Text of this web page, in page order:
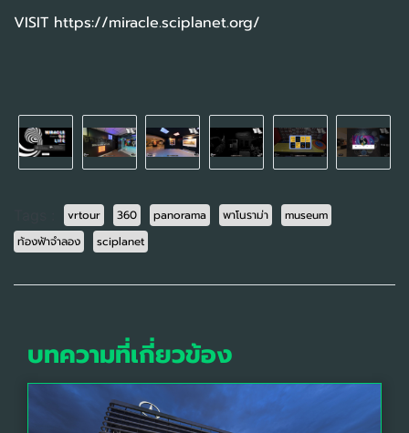
VISIT https://miracle.sciplanet.org/
vrtour 360 panorama พาโนราม่า
museum
ท้องฟ้าจำลอง
sciplanet
บทความที่เกี่ยวข้อง